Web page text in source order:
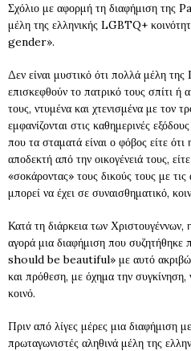
Σχόλιο με αφορμή τη διαφήμιση της
μέλη της ελληνικής LGBTQ+
gender».
Δεν είναι μυστικό ότι πολλά μέλη
επισκεφθούν το πατρικό τους σπίτι ή
τους, ντυμένα και χτενισμένα με τον
εμφανίζονται στις καθημερινές
που τα σταματά είναι ο φόβος είτε ότι
αποδεκτή από την οικογένειά τους,
«σοκάροντας» τους δικούς τους με
μπορεί να έχει σε συναισθηματικό,
Κατά τη διάρκεια των
αγορά μια διαφήμιση που
should be beautiful» με αυτό
και πρόθεση, με όχημα την συγκίνηση,
κοινό.
Πριν από λίγες μέρες μια διαφήμιση
πρωταγωνιστές αληθινά μέλη της